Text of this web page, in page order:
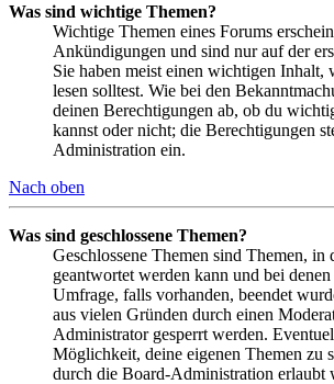
Was sind wichtige Themen?
Wichtige Themen eines Forums
Ankündigungen und sind nur auf der
Sie haben meist einen wichtigen Inhalt,
lesen solltest. Wie bei den
deinen Berechtigungen ab, ob du
kannst oder nicht; die Berechtigungen
Administration ein.
Nach oben
Was sind geschlossene Themen?
Geschlossene Themen sind Themen, in
geantwortet werden kann und bei
Umfrage, falls vorhanden, beendet
aus vielen Gründen durch einen
Administrator gesperrt werden.
Möglichkeit, deine eigenen Themen zu
durch die Board-Administration erlaubt